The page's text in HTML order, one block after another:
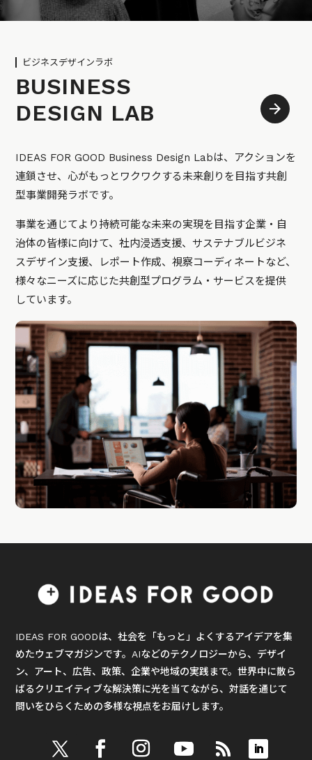
ビジネスデザインラボ
BUSINESS
DESIGN LAB
IDEAS FOR GOOD Business Design Labは、アクションを
連鎖させ、心がもっとワクワクする未来創りを目指す共創
型事業開発ラボです。
事業を通じてより持続可能な未来の実現を目指す企業・自
治体の皆様に向けて、社内浸透支援、サステナブルビジネ
スデザイン支援、レポート作成、視察コーディネートなど、
様々なニーズに応じた共創型プログラム・サービスを提供
しています。
IDEAS FOR GOODは、社会を「もっと」よくするアイデアを集
めたウェブマガジンです。AIなどのテクノロジーから、デザイ
ン、アート、広告、政策、企業や地域の実践まで。世界中に散ら
ばるクリエイティブな解決策に光を当てながら、対話を通じて
問いをひらくための多様な視点をお届けします。